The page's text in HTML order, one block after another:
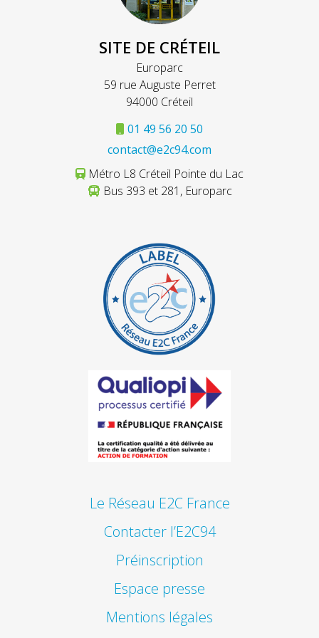
SITE DE CRÉTEIL
Europarc
59 rue Auguste Perret
94000 Créteil
01 49 56 20 50
contact@e2c94.com
Métro L8 Créteil Pointe du Lac
Bus 393 et 281, Europarc
Le Réseau E2C France
Contacter l’E2C94
Préinscription
Espace presse
Mentions légales